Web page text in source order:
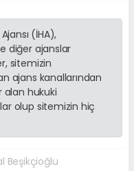
(İHA),
diğer ajanslar
sitemizin
ajans kanallarından
alan hukuki
olup sitemizin hiç
Beşikçioğlu